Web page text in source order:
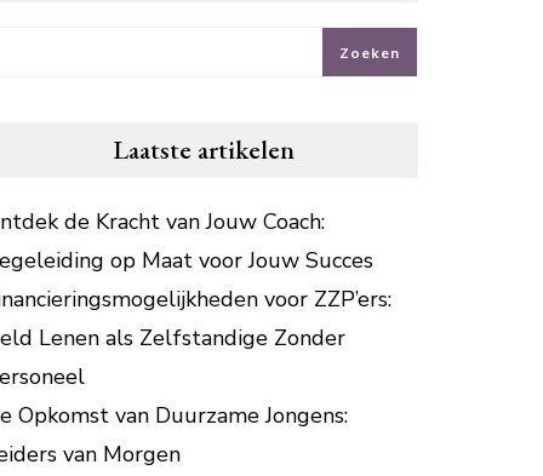
Zoeken
Laatste artikelen
de Kracht van Jouw Coach:
op Maat voor Jouw Succes
voor ZZP’ers:
Lenen als Zelfstandige Zonder
Opkomst van Duurzame Jongens:
van Morgen